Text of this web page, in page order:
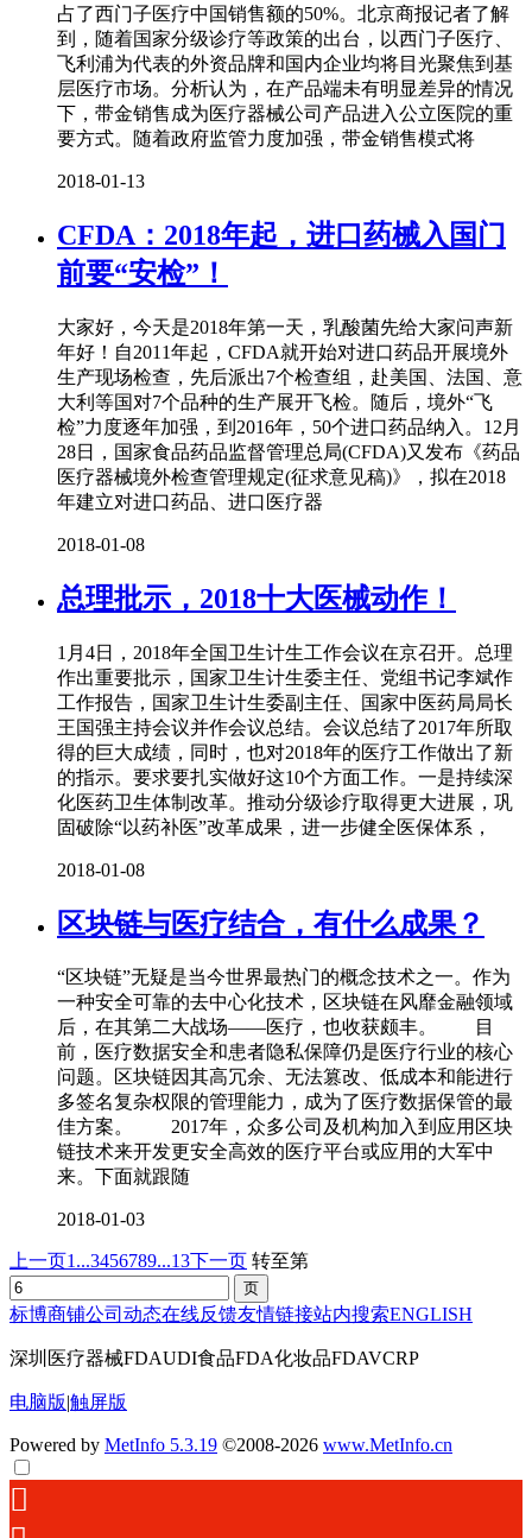
占了西门子医疗中国销售额的50%。北京商报记者了解
到，随着国家分级诊疗等政策的出台，以西门子医疗、
飞利浦为代表的外资品牌和国内企业均将目光聚焦到基
层医疗市场。分析认为，在产品端未有明显差异的情况
下，带金销售成为医疗器械公司产品进入公立医院的重
要方式。随着政府监管力度加强，带金销售模式将
2018-01-13
CFDA：2018年起，进口药械入国门
前要“安检”！
大家好，今天是2018年第一天，乳酸菌先给大家问声新
年好！自2011年起，CFDA就开始对进口药品开展境外
生产现场检查，先后派出7个检查组，赴美国、法国、意
大利等国对7个品种的生产展开飞检。随后，境外“飞
检”力度逐年加强，到2016年，50个进口药品纳入。12月
28日，国家食品药品监督管理总局(CFDA)又发布《药品
医疗器械境外检查管理规定(征求意见稿)》，拟在2018
年建立对进口药品、进口医疗器
2018-01-08
总理批示，2018十大医械动作！
1月4日，2018年全国卫生计生工作会议在京召开。总理
作出重要批示，国家卫生计生委主任、党组书记李斌作
工作报告，国家卫生计生委副主任、国家中医药局局长
王国强主持会议并作会议总结。会议总结了2017年所取
得的巨大成绩，同时，也对2018年的医疗工作做出了新
的指示。要求要扎实做好这10个方面工作。一是持续深
化医药卫生体制改革。推动分级诊疗取得更大进展，巩
固破除“以药补医”改革成果，进一步健全医保体系，
2018-01-08
区块链与医疗结合，有什么成果？
“区块链”无疑是当今世界最热门的概念技术之一。作为
一种安全可靠的去中心化技术，区块链在风靡金融领域
后，在其第二大战场——医疗，也收获颇丰。 目
前，医疗数据安全和患者隐私保障仍是医疗行业的核心
问题。区块链因其高冗余、无法篡改、低成本和能进行
多签名复杂权限的管理能力，成为了医疗数据保管的最
佳方案。 2017年，众多公司及机构加入到应用区块
链技术来开发更安全高效的医疗平台或应用的大军中
来。下面就跟随
2018-01-03
上一页1...3456789...13下一页 转至第
标博商铺公司动态在线反馈友情链接站内搜索ENGLISH
深圳医疗器械FDAUDI食品FDA化妆品FDAVCRP
电脑版|触屏版
Powered by MetInfo 5.3.19 ©2008-2026 www.MetInfo.cn